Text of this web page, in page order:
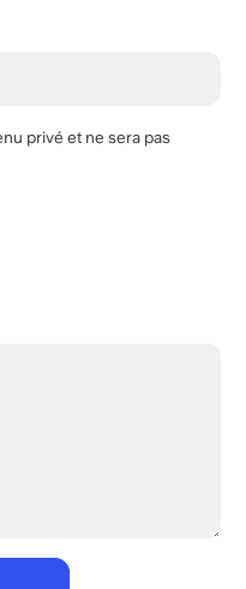
privé et ne sera pas